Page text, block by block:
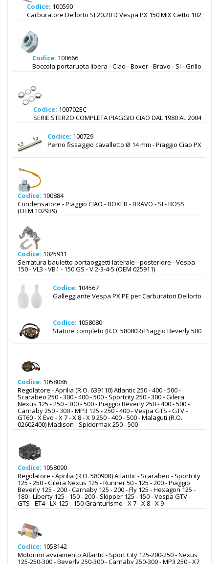
Codice: 100590
Carburatore Dellorto SI 20.20 D Vespa PX 150 MIX Getto 102
Codice: 100666
Boccola portaruota libera - Ciao - Boxer - Bravo - SI - Grillo
Codice: 100702EC
SERIE STERZO COMPLETA PIAGGIO CIAO DAL 1980 AL 2004
Codice: 100729
Perno fissaggio cavalletto Ø 14 mm - Piaggio Ciao PX
Codice: 100884
Condensatore - Piaggio CIAO - BOXER - BRAVO - SI - BOSS
(OEM 102939)
Codice: 1025911
Serratura bauletto portaoggetti laterale - posteriore - Vespa
150 - VL3 - VB1 - 150 GS - V 2-3-4-5 (OEM 025911)
Codice: 104567
Galleggiante Vespa PX PE per Carburatori Dellorto
Codice: 1058080
Statore completo (R.O. 58080R) Piaggio Beverly 500
Codice: 1058086
Regolatore - Aprilia (R.O. 639110) Atlantic 250 - 400 - 500 -
Scarabeo 250 - 300 - 400 - 500 - Sportcity 250 - 300 - Gilera
Nexus 125 - 250 - 300 - 500 - Piaggio Beverly 250 - 400 - 500 -
Carnaby 250 - 300 - MP3 125 - 250 - 400 - Vespa GTS - GTV -
GT60 - X Evo - X 7 - X 8 - X 9 250 - 400 - 500 - Malaguti (R.O.
02602400) Madison - Spidermax 250 - 500
Codice: 1058090
Regolatore - Aprilia (R.O. 58090R) Atlantic - Scarabeo - Sportcity
125 - 250 - Gilera Nexus 125 - Runner 50 - 125 - 200 - Piaggio
Beverly 125 - 200 - Carnaby 125 - 200 - Fly 125 - Hexagon 125 -
180 - Liberty 125 - 150 - 200 - Skipper 125 - 150 - Vespa GTV -
GTS - ET4 - LX 125 - 150 Granturismo - X 7 - X 8 - X 9
Codice: 1058142
Motorino avviamento Atlantic - Sport City 125-200-250 - Nexus
125-250-300 - Beverly 250-300 - Carnaby 250-300 - MP3 250 - X7